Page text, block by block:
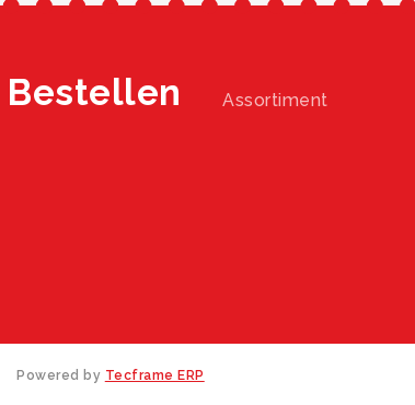
Bestellen Assortiment
Powered by Tecframe ERP